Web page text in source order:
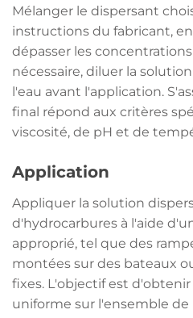
Mélanger le dispersant
instructions du fabricant,
dépasser les
nécessaire, diluer la
l'eau avant l'application.
final répond aux critères
viscosité, de pH et de
Application
Appliquer la solution
d'hydrocarbures à l'aide
approprié, tel que des
montées sur des bateaux
fixes. L'objectif est
uniforme sur l'ensemble de